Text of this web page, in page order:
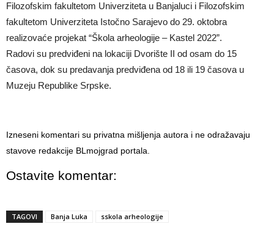
Filozofskim fakultetom Univerziteta u Banjaluci i Filozofskim
fakultetom Univerziteta Istočno Sarajevo do 29. oktobra
realizovaće projekat “Škola arheologije – Kastel 2022”.
Radovi su predviđeni na lokaciji Dvorište II od osam do 15
časova, dok su predavanja predviđena od 18 ili 19 časova u
Muzeju Republike Srpske.
Izneseni komentari su privatna mišljenja autora i ne odražavaju
stavove redakcije BLmojgrad portala.
Ostavite komentar:
TAGOVI Banja Luka sskola arheologije